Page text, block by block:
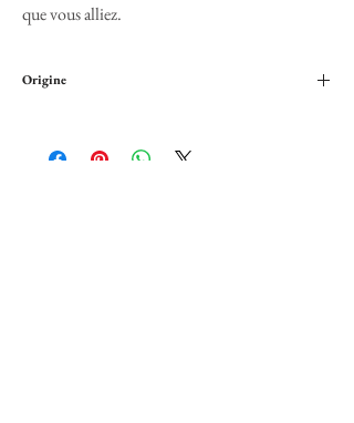
que vous alliez.
Origine